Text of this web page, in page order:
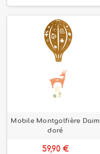
Mobile Montgolfière Daim
doré
59,90 €